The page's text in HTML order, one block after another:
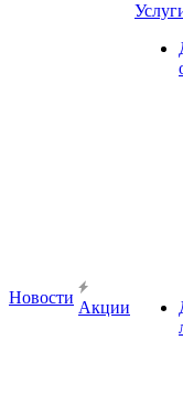
Новости
Акции